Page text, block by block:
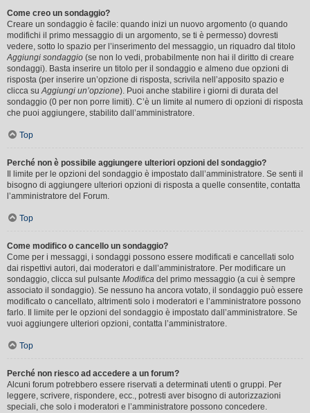
Come creo un sondaggio?
Creare un sondaggio è facile: quando inizi un nuovo argomento (o quando
modifichi il primo messaggio di un argomento, se ti è permesso) dovresti
vedere, sotto lo spazio per l’inserimento del messaggio, un riquadro dal titolo
Aggiungi sondaggio (se non lo vedi, probabilmente non hai il diritto di creare
sondaggi). Basta inserire un titolo per il sondaggio e almeno due opzioni di
risposta (per inserire un’opzione di risposta, scrivila nell’apposito spazio e
clicca suAggiungi un’opzione). Puoi anche stabilire i giorni di durata del
sondaggio (0 per non porre limiti). C’è un limite al numero di opzioni di risposta
che puoi aggiungere, stabilito dall’amministratore.
Top
Perché non è possibile aggiungere ulteriori opzioni del sondaggio?
Il limite per le opzioni del sondaggio è impostato dall’amministratore. Se senti il
bisogno di aggiungere ulteriori opzioni di risposta a quelle consentite, contatta
l’amministratore del Forum.
Top
Come modifico o cancello un sondaggio?
Come per i messaggi, i sondaggi possono essere modificati e cancellati solo
dai rispettivi autori, dai moderatori e dall’amministratore. Per modificare un
sondaggio, clicca sul pulsante Modifica del primo messaggio (a cui è sempre
associato il sondaggio). Se nessuno ha ancora votato, il sondaggio può essere
modificato o cancellato, altrimenti solo i moderatori e l’amministratore possono
farlo. Il limite per le opzioni del sondaggio è impostato dall’amministratore. Se
vuoi aggiungere ulteriori opzioni, contatta l’amministratore.
Top
Perché non riesco ad accedere a un forum?
Alcuni forum potrebbero essere riservati a determinati utenti o gruppi. Per
leggere, scrivere, rispondere, ecc., potresti aver bisogno di autorizzazioni
speciali, che solo i moderatori e l’amministratore possono concedere.